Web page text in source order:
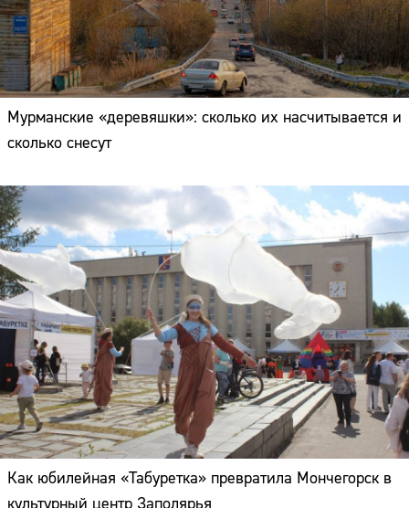
Мурманские «деревяшки»: сколько их насчитывается и
сколько снесут
Как юбилейная «Табуретка» превратила Мончегорск в